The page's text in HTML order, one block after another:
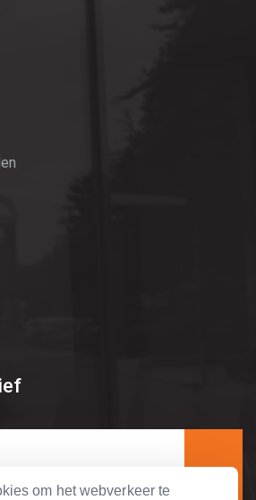
om het webverkeer te